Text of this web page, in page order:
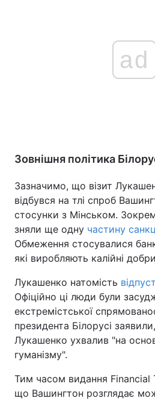
ad
Зовнішня політика
Зазначимо, що візит
відбувся на тлі спроб
стосунки з Мінськом.
зняли ще одну частину
Обмеження стосувалися
які виробляють калійні
Лукашенко натомість
Офіційно ці люди були
екстремістської
президента Білорусі
Лукашенко ухвалив "на
гуманізму".
Тим часом видання Financial
що Вашингтон розглядає